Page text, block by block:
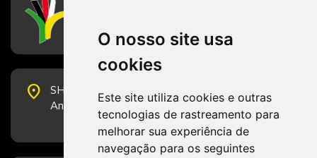
O nosso site usa
cookies
Este site utiliza cookies e outras
tecnologias de rastreamento para
melhorar sua experiência de
navegação para os seguintes
place
SHS Quadra 6, Bloco E, Complexo Brasil 21, 20º
Andar, Sala 2001 - CEP 70322-915 - Brasília/DF